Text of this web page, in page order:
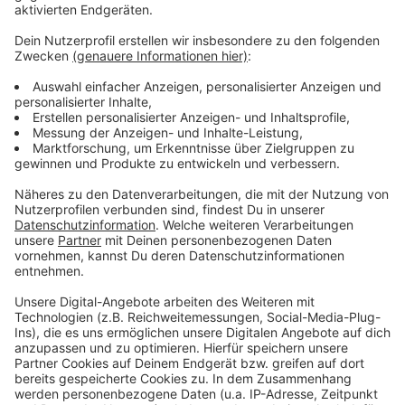
Platz 9. Bereits am Mittwoch geht es weiter, dann ist
die Fortuna in der zweiten DFB-Pokalrunde in
Hannover zu Gast. Wir sind dann wieder live dabei.
Anzeige
Weitere Infos und Links zum Thema
So berichtet die Fortuna:
Anzeige